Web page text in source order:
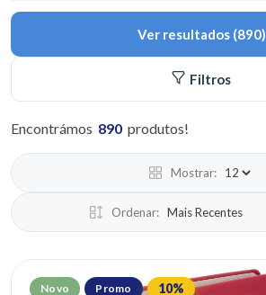
Ver resultados(890)
Filtros
Encontrámos 890 produtos!
Mostrar:
Ordenar:
Novo Promo 10%